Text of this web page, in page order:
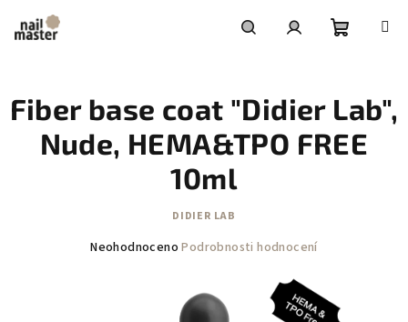
obsah
košík
Fiber base coat "Didier Lab",
Nude, HEMA&TPO FREE
10ml
DIDIER LAB
Průměrné
Neohodnoceno Podrobnosti hodnocení